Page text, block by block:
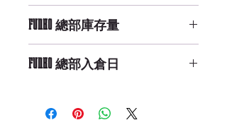
FUNKO 總部庫存量
FUNKO 總部入倉日